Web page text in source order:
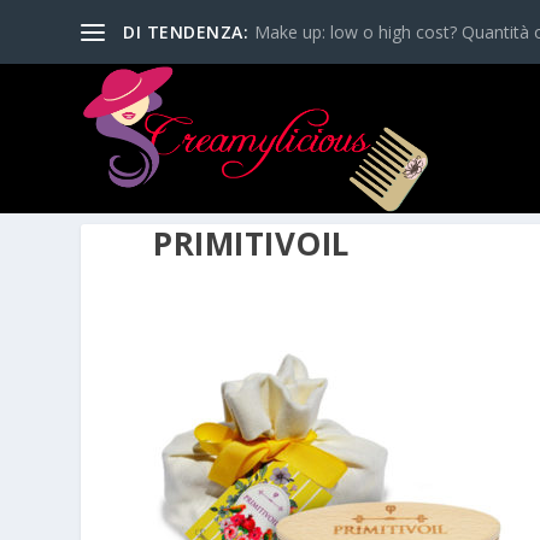
DI TENDENZA: Make up: low o high cost? Quantità
PRIMITIVOIL